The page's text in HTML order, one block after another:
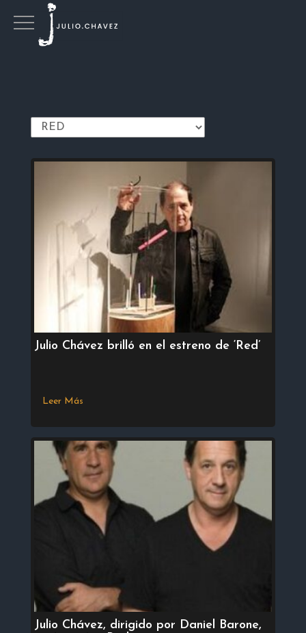
Julio Chávez brilló en el estreno de ‘Red’
Leer Más
Julio Chávez, dirigido por Daniel Barone,